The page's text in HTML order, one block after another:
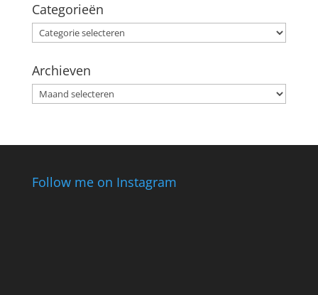
Categorieën
Categorieën
Archieven
Archieven
Follow me on Instagram